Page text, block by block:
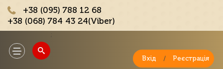
+38 (095) 788 12 68
+38 (068) 784 43 24(Viber)
Toggle
navigation
Вхід / Реєстрація